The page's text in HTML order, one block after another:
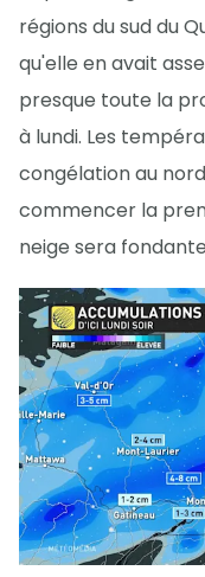
régions du sud du
qu'elle en avait
presque toute la
à lundi. Les
congélation au
commencer la
neige sera